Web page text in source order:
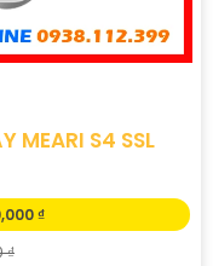
MEARI S4 SSL
₫
₫